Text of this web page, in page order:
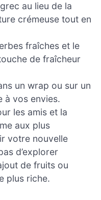
au lieu de la
crémeuse tout en
fraîches et le
de fraîcheur
un wrap ou sur un
à vos envies.
les amis et la
aux plus
votre nouvelle
d’explorer
de fruits ou
plus riche.